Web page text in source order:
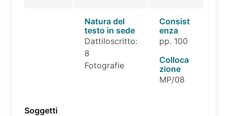
Natura del
testo in sede
Dattiloscritto:
8
Fotografie
Consist
enza
pp. 100
Colloca
zione
MP/08
Soggetti